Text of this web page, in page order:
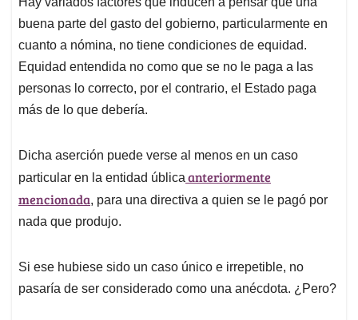
s
A
p
p
b
o
o
k
e
d
I
n
l
a
d
s
buena parte del gasto del gobierno, particularmente en
cuanto a nómina, no tiene condiciones de equidad.
Equidad entendida no como que se no le paga a las
personas lo correcto, por el contrario, el Estado paga
más de lo que debería.
Dicha aserción puede verse al menos en un caso
particular en la entidad ública anteriormente
mencionada, para una directiva a quien se le pagó por
nada que produjo.
Si ese hubiese sido un caso único e irrepetible, no
pasaría de ser considerado como una anécdota. ¿Pero?